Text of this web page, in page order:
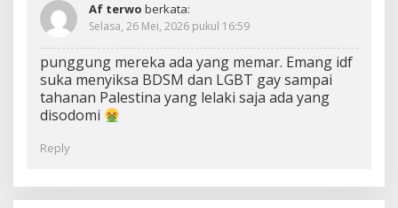
Af terwo berkata:
Selasa, 26 Mei, 2026 pukul 16:59
punggung mereka ada yang memar. Emang idf
suka menyiksa BDSM dan LGBT gay sampai
tahanan Palestina yang lelaki saja ada yang
disodomi
Reply